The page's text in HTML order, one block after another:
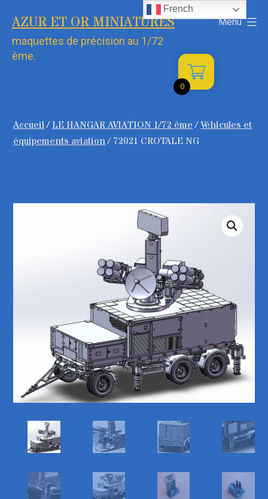
contenu
AZUR ET OR MINIATURES
maquettes de précision au 1/72
ème.
Menu
Accueil/LE HANGAR AVIATION 1/72 ème/Véhicules et
équipements aviation/ 72021 CROTALE NG
French
0